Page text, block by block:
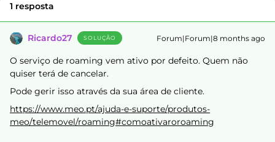
1 resposta
Ricardo27 SOLUÇÃO Forum|Forum|8 months ago
O serviço de roaming vem ativo por defeito. Quem não
quiser terá de cancelar.
Pode gerir isso através da sua área de cliente.
https://www.meo.pt/ajuda-e-suporte/produtos-
meo/telemovel/roaming#comoativaroroaming